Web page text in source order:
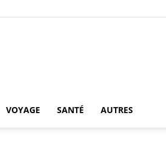
VOYAGE SANTÉ AUTRES